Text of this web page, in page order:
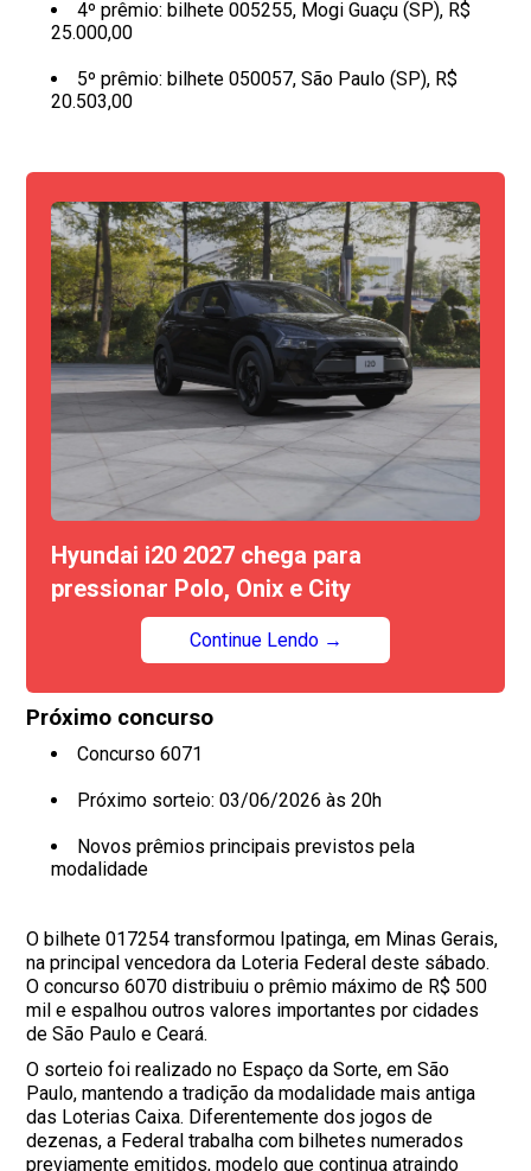
4º prêmio: bilhete 005255, Mogi Guaçu (SP), R$
25.000,00
5º prêmio: bilhete 050057, São Paulo (SP), R$
20.503,00
Hyundai i20 2027 chega para
pressionar Polo, Onix e City
Continue Lendo →
Próximo concurso
Concurso 6071
Próximo sorteio: 03/06/2026 às 20h
Novos prêmios principais previstos pela
modalidade
O bilhete 017254 transformou Ipatinga, em Minas Gerais,
na principal vencedora da Loteria Federal deste sábado.
O concurso 6070 distribuiu o prêmio máximo de R$ 500
mil e espalhou outros valores importantes por cidades
de São Paulo e Ceará.
O sorteio foi realizado no Espaço da Sorte, em São
Paulo, mantendo a tradição da modalidade mais antiga
das Loterias Caixa. Diferentemente dos jogos de
dezenas, a Federal trabalha com bilhetes numerados
previamente emitidos, modelo que continua atraindo